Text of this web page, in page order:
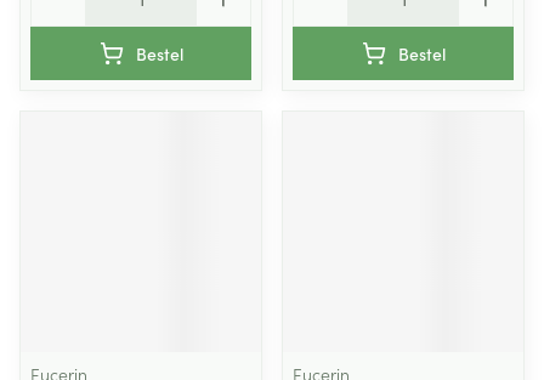
Bestel Bestel
Eucerin Eucerin